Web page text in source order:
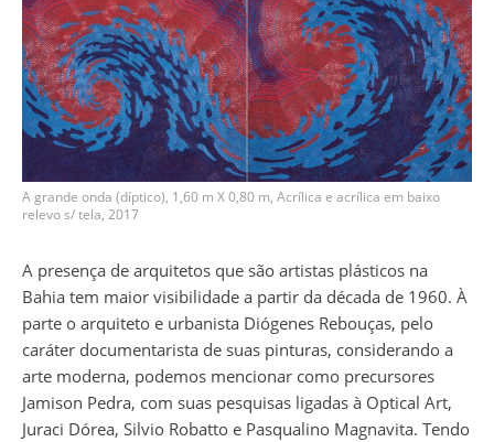
A grande onda (díptico), 1,60 m X 0,80 m, Acrílica e acrílica em baixo
relevo s/ tela, 2017
A presença de arquitetos que são artistas plásticos na
Bahia tem maior visibilidade a partir da década de 1960. À
parte o arquiteto e urbanista Diógenes Rebouças, pelo
caráter documentarista de suas pinturas, considerando a
arte moderna, podemos mencionar como precursores
Jamison Pedra, com suas pesquisas ligadas à Optical Art,
Juraci Dórea, Silvio Robatto e Pasqualino Magnavita. Tendo